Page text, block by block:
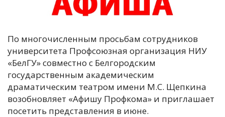
По многочисленным просьбам сотрудников
университета Профсоюзная организация НИУ
«БелГУ» совместно с Белгородским
государственным академическим
драматическим театром имени М.С. Щепкина
возобновляет «Афишу Профкома» и приглашает
посетить представления в июне.